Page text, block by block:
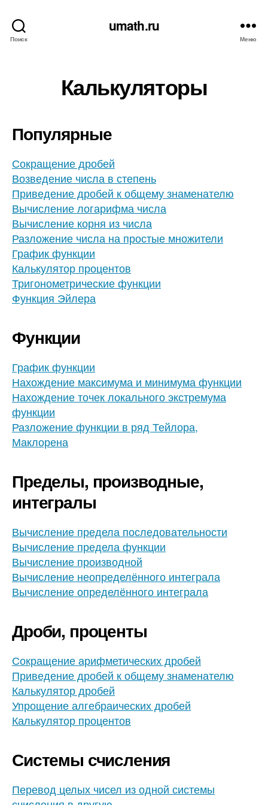
Поиск
umath.ru
Меню
Калькуляторы
Популярные
Сокращение дробей
Возведение числа в степень
Приведение дробей к общему знаменателю
Вычисление логарифма числа
Вычисление корня из числа
Разложение числа на простые множители
График функции
Калькулятор процентов
Тригонометрические функции
Функция Эйлера
Функции
График функции
Нахождение максимума и минимума функции
Нахождение точек локального экстремума
функции
Разложение функции в ряд Тейлора,
Маклорена
Пределы, производные,
интегралы
Вычисление предела последовательности
Вычисление предела функции
Вычисление производной
Вычисление неопределённого интеграла
Вычисление определённого интеграла
Дроби, проценты
Сокращение арифметических дробей
Приведение дробей к общему знаменателю
Калькулятор дробей
Упрощение алгебраических дробей
Калькулятор процентов
Системы счисления
Перевод целых чисел из одной системы